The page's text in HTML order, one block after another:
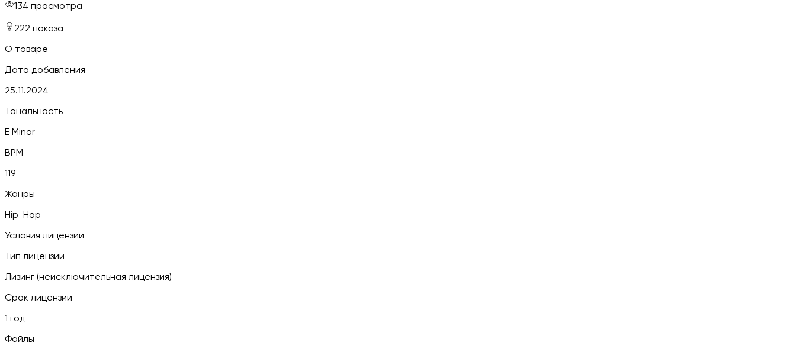
134 просмотра
222 показа
О товаре
Дата добавления
25.11.2024
Тональность
E Minor
BPM
119
Жанры
Hip-Hop
Условия лицензии
Тип лицензии
Лизинг (неисключительная лицензия)
Срок лицензии
1 год
Файлы